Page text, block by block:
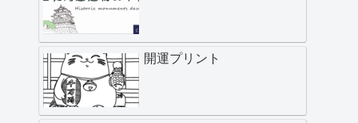
開運プリント